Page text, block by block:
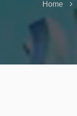
Home